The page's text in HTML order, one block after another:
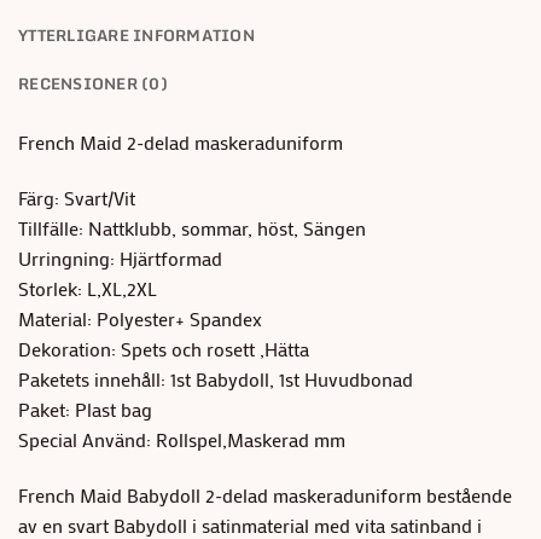
YTTERLIGARE INFORMATION
RECENSIONER (0)
French Maid 2-delad maskeraduniform
Färg: Svart/Vit
Tillfälle: Nattklubb, sommar, höst, Sängen
Urringning: Hjärtformad
Storlek: L,XL,2XL
Material: Polyester+ Spandex
Dekoration: Spets och rosett ,Hätta
Paketets innehåll: 1st Babydoll, 1st Huvudbonad
Paket: Plast bag
Special Använd: Rollspel,Maskerad mm
French Maid Babydoll 2-delad maskeraduniform bestående
av en svart Babydoll i satinmaterial med vita satinband i